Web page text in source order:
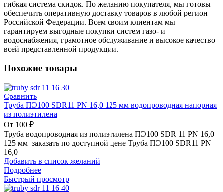
гибкая система скидок. По желанию покупателя, мы готовы
обеспечить оперативную доставку товаров в любой регион
Российской Федерации. Всем своим клиентам мы
гарантируем выгодные покупки систем газо- и
водоснабжения, грамотное обслуживание и высокое качество
всей представленной продукции.
Похожие товары
Сравнить
Труба ПЭ100 SDR11 PN 16,0 125 мм водопроводная напорная
из полиэтилена
От 100 ₽
Труба водопроводная из полиэтилена ПЭ100 SDR 11 PN 16,0
125 мм заказать по доступной цене Труба ПЭ100 SDR11 PN
16,0
Добавить в список желаний
Подробнее
Быстрый просмотр